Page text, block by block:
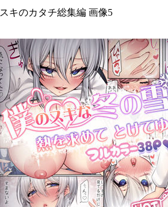
スキのカタチ総集編 画像5